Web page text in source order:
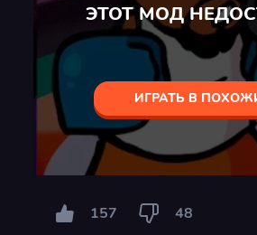
ЭТОТ МОД
ИГРАТЬ В
157 48